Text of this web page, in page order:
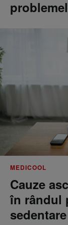
MEDICOOL
Cauze
în rândul